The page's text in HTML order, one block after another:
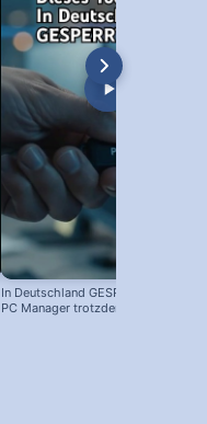
In Deutschland GESPERRT: Microsoft
PC Manager trotzdem installieren